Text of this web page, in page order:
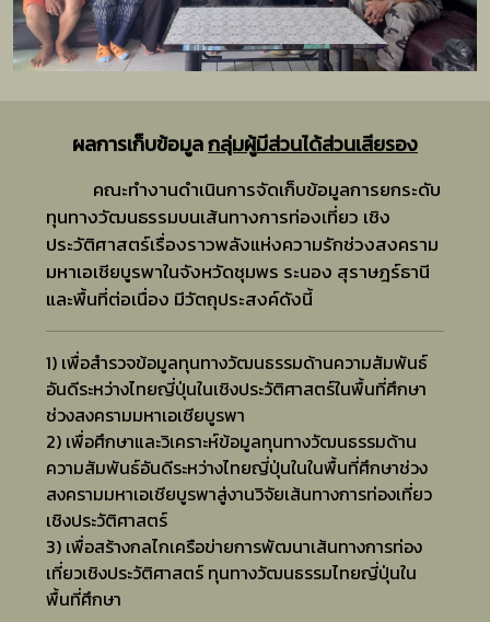
ผลการเก็บข้อมูลกลุ่มผู้มีส่วนได้ส่วนเสียรอง
คณะทำงานดำเนินการจัดเก็บข้อมูลการยกระดับ
ทุนทางวัฒนธรรมบนเส้นทางการท่องเที่ยว เชิง
ประวัติศาสตร์เรื่องราวพลังแห่งความรักช่วงสงคราม
มหาเอเชียบูรพาในจังหวัดชุมพร ระนอง สุราษฎร์ธานี
และพื้นที่ต่อเนื่อง มีวัตถุประสงค์ดังนี้
1) เพื่อสำรวจข้อมูลทุนทางวัฒนธรรมด้านความสัมพันธ์
อันดีระหว่างไทยญี่ปุ่นในเชิงประวัติศาสตร์ในพื้นที่ศึกษา
ช่วงสงครามมหาเอเชียบูรพา
2) เพื่อศึกษาและวิเคราะห์ข้อมูลทุนทางวัฒนธรรมด้าน
ความสัมพันธ์อันดีระหว่างไทยญี่ปุ่นในในพื้นที่ศึกษาช่วง
สงครามมหาเอเชียบูรพาสู่งานวิจัยเส้นทางการท่องเที่ยว
เชิงประวัติศาสตร์
3) เพื่อสร้างกลไกเครือข่ายการพัฒนาเส้นทางการท่อง
เที่ยวเชิงประวัติศาสตร์ ทุนทางวัฒนธรรมไทยญี่ปุ่นใน
พื้นที่ศึกษา